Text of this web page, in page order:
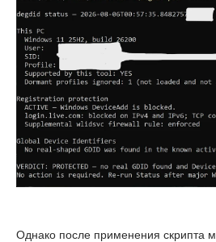
Однако после применения скрипта